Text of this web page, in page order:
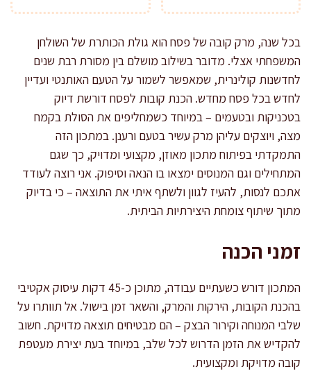
בכל שנה, מרק קובה של פסח הוא גולת הכותרת של השולחן
המשפחתי אצלי. מדובר בשילוב מושלם בין מסורת רבת שנים
לחדשנות קולינרית, שמאפשר לשמור על הטעם האותנטי ועדיין
לחדש בכל פסח מחדש. הכנת קובות לפסח דורשת דיוק
בטכניקות ובטעמים – במיוחד כשמחליפים את הסולת בקמח
מצה, ויוצקים עליהן מרק עשיר בטעם ורענן. במתכון הזה
התמקדתי בפיתוח מתכון מאוזן, מקצועי ומדויק, כך שגם
המתחילים וגם המנוסים ימצאו בו הנאה וסיפוק. אני רוצה לעודד
אתכם לנסות, להעיז לגוון ולשתף איתי את התוצאה – כי בדיוק
מתוך שיתוף צומחת היצירתיות הביתית.
זמני הכנה
המתכון דורש כשעתיים עבודה, מתוכן כ-45 דקות עיסוק אקטיבי
בהכנת הקובות, הירקות והמרק, והשאר זמן בישול. אל תוותרו על
שלבי המנוחה וקירור הבצק – הם מבטיחים תוצאה מדויקת. חשוב
להקדיש את הזמן הדרוש לכל שלב, במיוחד בעת יצירת מעטפת
קובה מדויקת ומקצועית.